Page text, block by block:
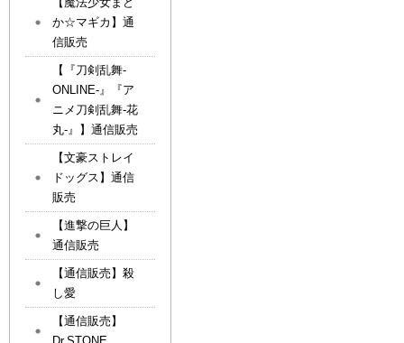
か☆マギカ】通
信販売
【『刀剣乱舞-
ONLINE-』『ア
ニメ刀剣乱舞-花
丸-』】通信販売
【文豪ストレイ
ドッグス】通信
販売
【進撃の巨人】
通信販売
【通信販売】殺
し愛
【通信販売】